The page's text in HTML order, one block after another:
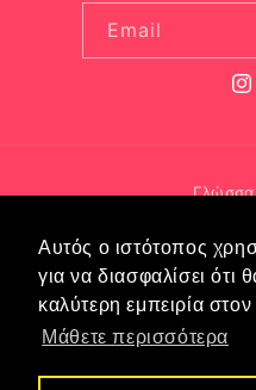
Αυτός ο ιστότοπος
για να διασφαλίσει ότι
καλύτερη εμπειρία
Μάθετε περισσότερα
Email
Γλώσσα
Μέθοδοι
πληρωμής